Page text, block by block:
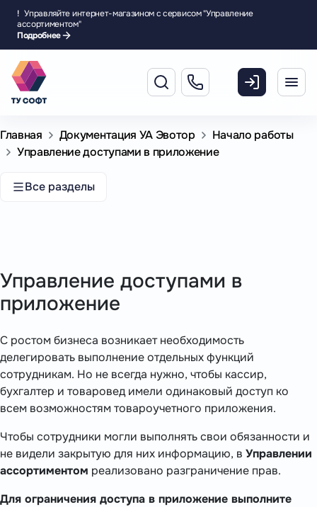
! Управляйте интернет-магазином с сервисом "Управление
ассортиментом"
Подробнее
Главная Документация УА Эвотор
Начало работы
Управление доступами в приложение
Все разделы
Управление доступами в
приложение
С ростом бизнеса возникает необходимость
делегировать выполнение отдельных функций
сотрудникам. Но не всегда нужно, чтобы кассир,
бухгалтер и товаровед имели одинаковый доступ ко
всем возможностям товароучетного приложения.
Чтобы сотрудники могли выполнять свои обязанности и
не видели закрытую для них информацию, в Управлении
ассортиментом реализовано разграничение прав.
Для ограничения доступа в приложение выполните